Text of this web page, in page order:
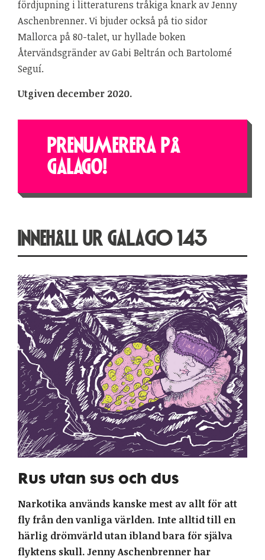
fördjupning i litteraturens tråkiga knark av Jenny
Aschenbrenner. Vi bjuder också på tio sidor
Mallorca på 80-talet, ur hyllade boken
Återvändsgränder av Gabi Beltrán och Bartolomé
Seguí.
Utgiven december 2020.
PRENUMERERA PÅ
GALAGO!
INNEHÅLL UR Galago 143
Rus utan sus och dus
Narkotika används kanske mest av allt för att
fly från den vanliga världen. Inte alltid till en
härlig drömvärld utan ibland bara för själva
flyktens skull. Jenny Aschenbrenner har